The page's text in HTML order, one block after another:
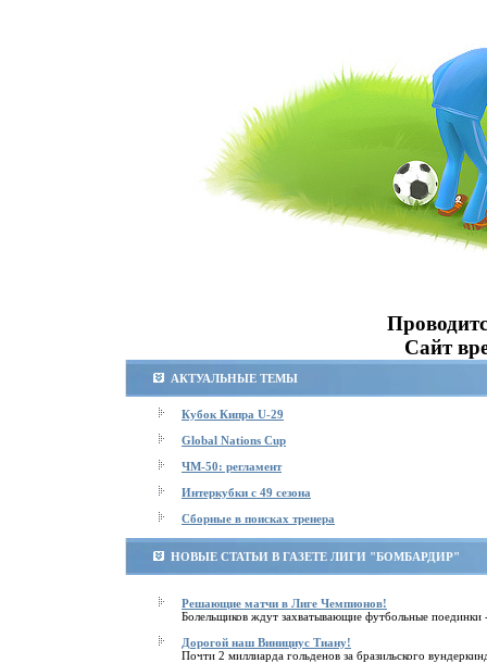
Сайт
АКТУАЛЬНЫЕ ТЕМЫ
Кубок Кипра U-29
Global Nations Cup
ЧМ-50: регламент
Интеркубки с 49 сезона
Cборные в поисках тренера
НОВЫЕ СТАТЬИ В ГАЗЕТЕ ЛИГИ "БОМБАРДИР"
Решающие матчи в Лиге Чемпионов!
Болельщиков ждут захватывающие футбольные
Дорогой наш Винициус Тиану!
Почти 2 миллиарда гольденов за бразильского